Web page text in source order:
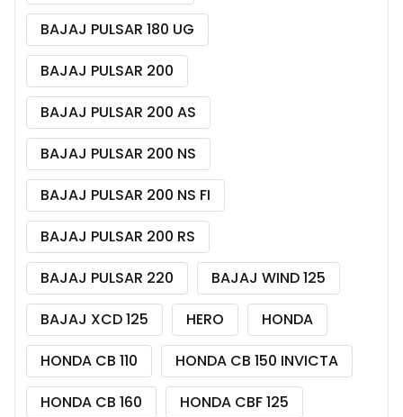
BAJAJ PULSAR 180 UG
BAJAJ PULSAR 200
BAJAJ PULSAR 200 AS
BAJAJ PULSAR 200 NS
BAJAJ PULSAR 200 NS FI
BAJAJ PULSAR 200 RS
BAJAJ PULSAR 220
BAJAJ WIND 125
BAJAJ XCD 125
HERO
HONDA
HONDA CB 110
HONDA CB 150 INVICTA
HONDA CB 160
HONDA CBF 125